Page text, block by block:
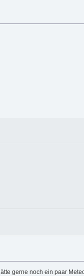
gerne noch ein paar